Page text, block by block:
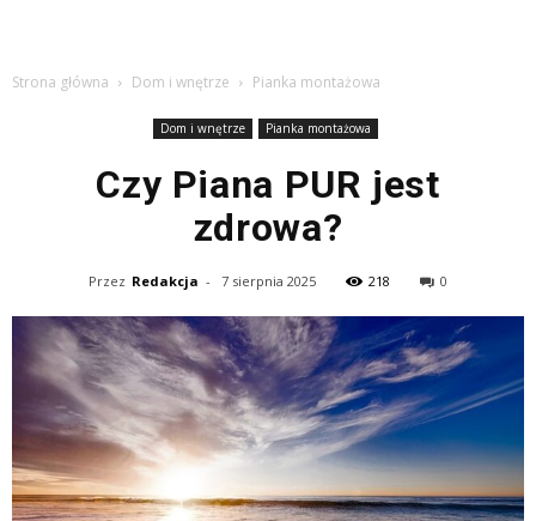
Strona główna Dom i wnętrze Pianka montażowa
Dom i wnętrze Pianka montażowa
Czy Piana PUR jest
zdrowa?
Przez Redakcja - 7 sierpnia 2025 218 0